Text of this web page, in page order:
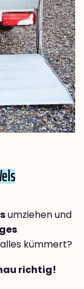
umziehen und
kümmert?
richtig!